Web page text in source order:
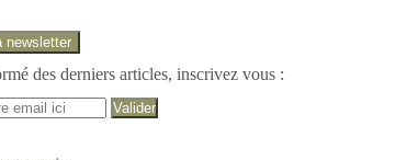
newsletter
des derniers articles, inscrivez vous :